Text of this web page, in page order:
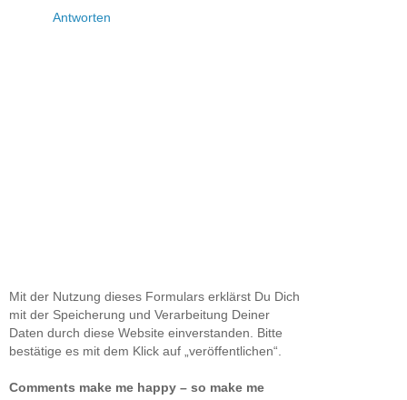
Antworten
Mit der Nutzung dieses Formulars erklärst Du Dich
mit der Speicherung und Verarbeitung Deiner
Daten durch diese Website einverstanden. Bitte
bestätige es mit dem Klick auf „veröffentlichen“.
Comments make me happy – so make me